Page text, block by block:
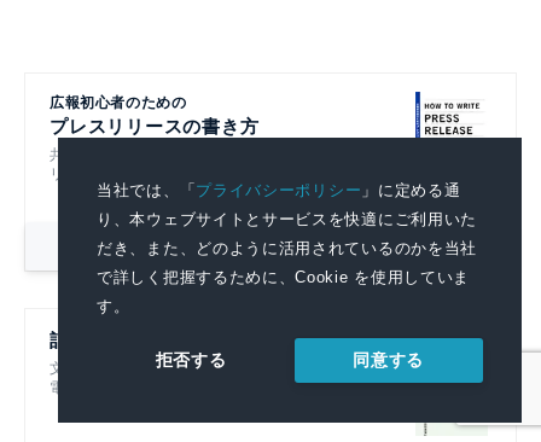
当社では、「プライバシーポリシー 」に定める通
り、本ウェブサイトとサービスを快適にご利用いた
だき、また、どのように活用されているのかを当社
で詳しく把握するために、Cookie を使用していま
す。
拒否する 同意する
広報初心者のための
プレスリリースの書き方
共同通信社グループのノウハウをもとにプレスリ
リースの基本的なポイントを解説！
詳細を見る
記者ハンドブック第14版
文書を書くすべての人におすすめです！
電子書籍も発売中！